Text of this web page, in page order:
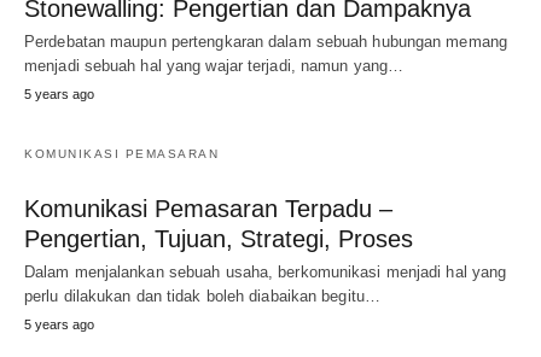
Stonewalling: Pengertian dan Dampaknya
Perdebatan maupun pertengkaran dalam sebuah hubungan memang
menjadi sebuah hal yang wajar terjadi, namun yang…
5 years ago
KOMUNIKASI PEMASARAN
Komunikasi Pemasaran Terpadu –
Pengertian, Tujuan, Strategi, Proses
Dalam menjalankan sebuah usaha, berkomunikasi menjadi hal yang
perlu dilakukan dan tidak boleh diabaikan begitu…
5 years ago